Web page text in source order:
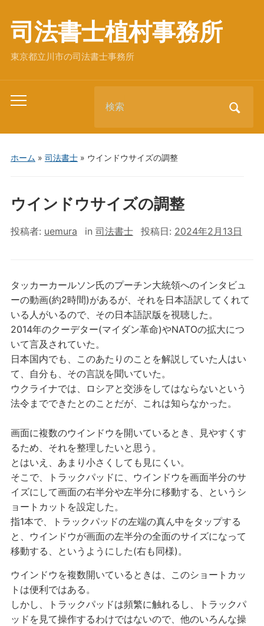
司法書士植村事務所
東京都立川市の司法書士事務所
Toggle
menu
for:
ホーム » 司法書士» ウインドウサイズの調整
ウインドウサイズの調整
投稿者: uemura in 司法書士 投稿日: 2024年2月13日
タッカーカールソン氏のプーチン大統領へのインタビュ
ーの動画(約2時間)があるが、それを日本語訳してくれて
いる人がいるので、その日本語訳版を視聴した。
2014年のクーデター(マイダン革命)やNATOの拡大につ
いて言及されていた。
日本国内でも、このあたりのことを解説していた人はい
て、自分も、その言説を聞いていた。
ウクライナでは、ロシアと交渉をしてはならないという
法令までできたとのことだが、これは知らなかった。
画面に複数のウインドウを開いているとき、見やすくす
るため、それを整理したいと思う。
とはいえ、あまり小さくしても見にくい。
そこで、トラックパッドに、ウインドウを画面半分のサ
イズにして画面の右半分や左半分に移動する、というシ
ョートカットを設定した。
指1本で、トラックパッドの左端の真ん中をタップする
と、ウインドウが画面の左半分の全面のサイズになって
移動する、というようにした(右も同様)。
ウインドウを複数開いているときは、このショートカッ
トは便利ではある。
しかし、トラックパッドは頻繁に触れるし、トラックパ
ッドを見て操作するわけではないので、他のいろんな操